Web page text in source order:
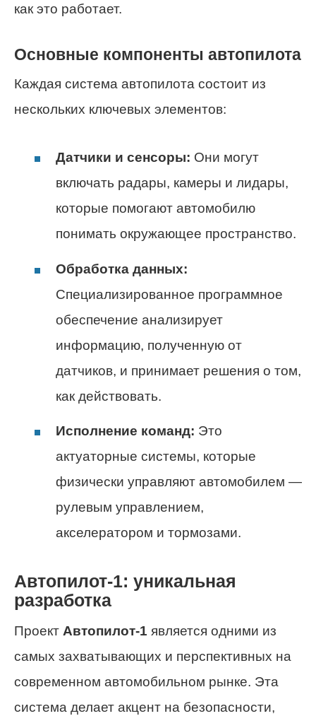
как это работает.
Основные компоненты автопилота
Каждая система автопилота состоит из
нескольких ключевых элементов:
Датчики и сенсоры: Они могут
включать радары, камеры и лидары,
которые помогают автомобилю
понимать окружающее пространство.
Обработка данных:
Специализированное программное
обеспечение анализирует
информацию, полученную от
датчиков, и принимает решения о том,
как действовать.
Исполнение команд: Это
актуаторные системы, которые
физически управляют автомобилем —
рулевым управлением,
акселератором и тормозами.
Автопилот-1: уникальная
разработка
Проект Автопилот-1 является одними из
самых захватывающих и перспективных на
современном автомобильном рынке. Эта
система делает акцент на безопасности,